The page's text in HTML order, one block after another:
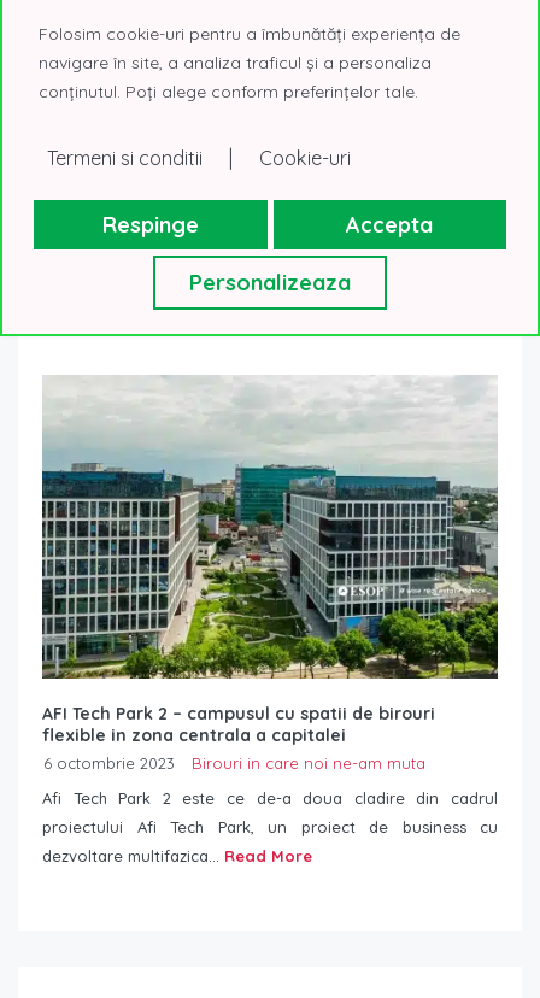
mp in 2024
20 decembrie 2023
Birouri in care noi ne-am muta
cladiri de birouri in Bucuresti, anul 2024 nu anunta livrarea
AFI Tech Park 2 – campusul cu spatii de birouri
flexible in zona centrala a capitalei
6 octombrie 2023
Birouri in care noi ne-am muta
Afi Tech Park 2 este ce de-a doua cladire din cadrul
proiectului Afi Tech Park, un proiect de business cu
dezvoltare multifazica... Read More
Folosim cookie-uri pentru a îmbunătăți experiența de
navigare în site, a analiza traficul și a personaliza
conținutul. Poți alege conform preferințelor tale.
Termeni si conditii | Cookie-uri
Respinge Accepta
Personalizeaza